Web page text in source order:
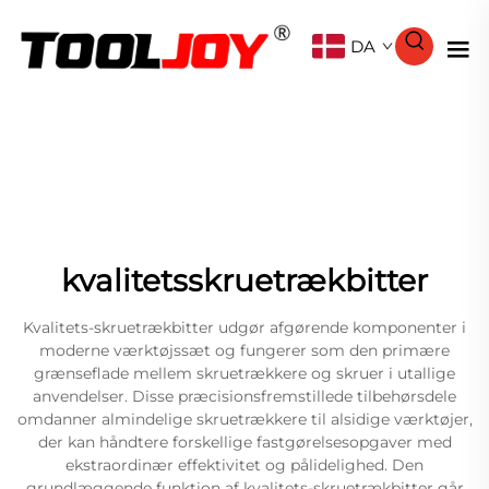
DA
kvalitetsskruetrækbitter
Kvalitets-skruetrækbitter udgør afgørende komponenter i
moderne værktøjssæt og fungerer som den primære
grænseflade mellem skruetrækkere og skruer i utallige
anvendelser. Disse præcisionsfremstillede tilbehørsdele
omdanner almindelige skruetrækkere til alsidige værktøjer,
der kan håndtere forskellige fastgørelsesopgaver med
ekstraordinær effektivitet og pålidelighed. Den